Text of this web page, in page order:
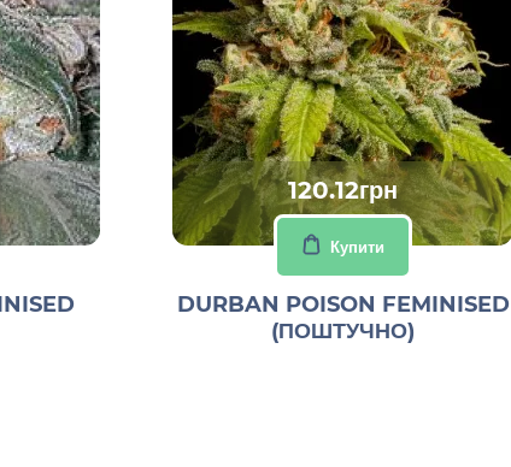
120.12грн
Купити
DURBAN POISON FEMINISED
(ПОШТУЧНО)